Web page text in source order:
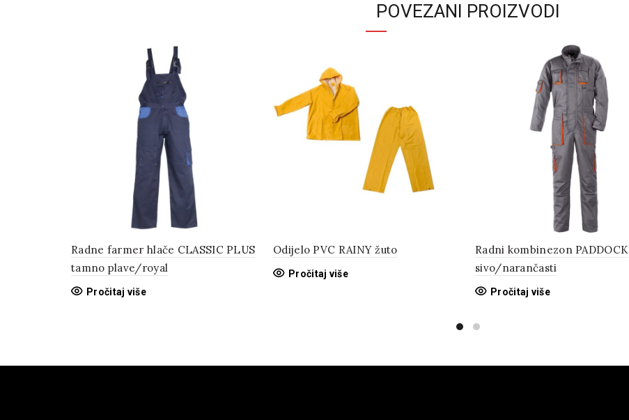
POVEZANI PROIZVODI
Radne farmer hlače CLASSIC PLUS
tamno plave/royal
Pročitaj više
Odijelo PVC RAINY žuto
Pročitaj više
Radni kombinezon PADDOCK
sivo/narančasti
Pročitaj više